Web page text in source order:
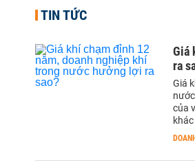
TIN TỨC
Giá
ra
Giá
của